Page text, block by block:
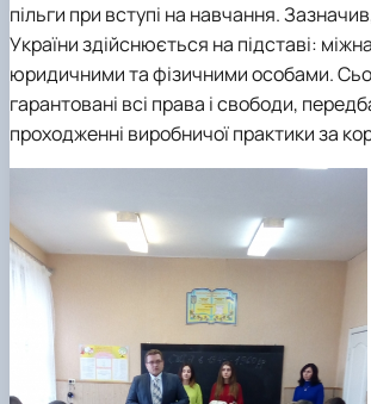
пільги при вступі на навчання.
України здійснюється на підставі:
юридичними та фізичними особами.
гарантовані всі права і свободи,
проходженні виробничої практики за